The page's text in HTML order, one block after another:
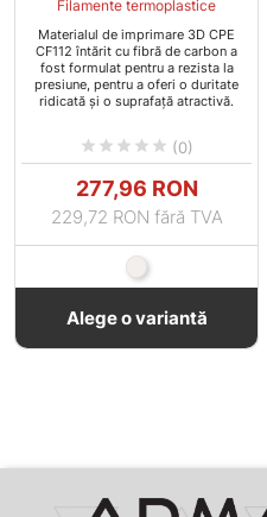
Filamente termoplastice
Materialul de imprimare 3D CPE
CF112 întărit cu fibră de carbon a
fost formulat pentru a rezista la
presiune, pentru a oferi o duritate
ridicată și o suprafață atractivă.
     (0)
Pret
277,96 RON
229,72 RON fără TVA
Natural
Alege o variantă